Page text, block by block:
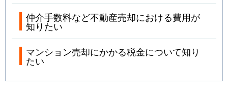
仲介手数料など不動産売却における費用が
知りたい
マンション売却にかかる税金について知り
たい